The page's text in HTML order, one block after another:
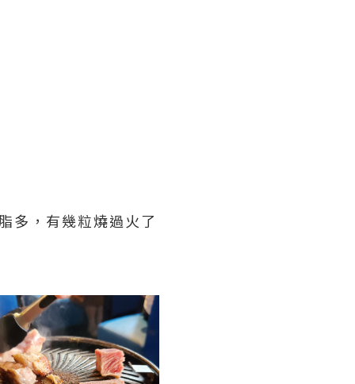
多，有幾粒燒過火了